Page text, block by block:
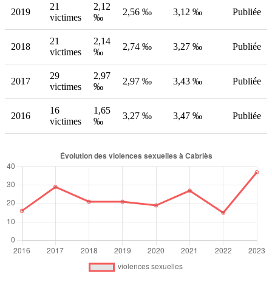
2019
21
victimes
2,12
‰
2,56 ‰ 3,12 ‰ Publiée
2018
21
victimes
2,14
‰
2,74 ‰ 3,27 ‰ Publiée
2017
29
victimes
2,97
‰
2,97 ‰ 3,43 ‰ Publiée
2016
16
victimes
1,65
‰
3,27 ‰ 3,47 ‰ Publiée